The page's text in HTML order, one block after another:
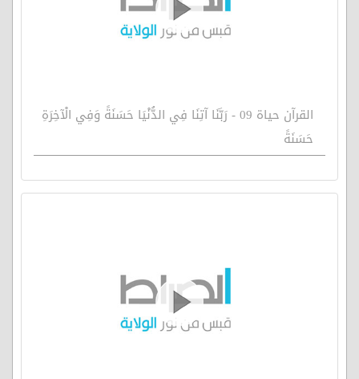
القرآن حياة 09 - رَبَّنَا آتِنَا فِي الدُّنْيَا حَسَنَةً وَفِي الْآخِرَةِ
حَسَنَةً